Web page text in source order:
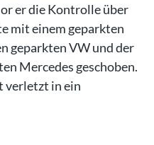
er die Kontrolle über
mit einem geparkten
geparkten VW und der
Mercedes geschoben.
verletzt in ein